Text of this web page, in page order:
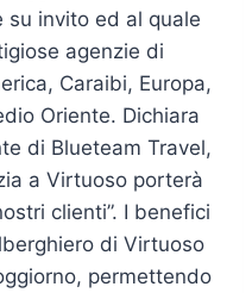
su invito ed al quale
agenzie di
Caraibi, Europa,
Oriente. Dichiara
di Blueteam Travel,
a Virtuoso porterà
clienti”. I benefici
di Virtuoso
permettendo